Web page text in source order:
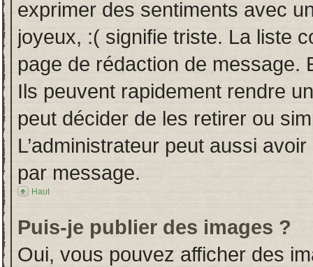
exprimer des sentiments avec
joyeux, :( signifie triste. La liste
page de rédaction de message.
Ils peuvent rapidement rendre
peut décider de les retirer ou
L’administrateur peut aussi
par message.
Haut
Puis-je publier des images ?
Oui, vous pouvez afficher des